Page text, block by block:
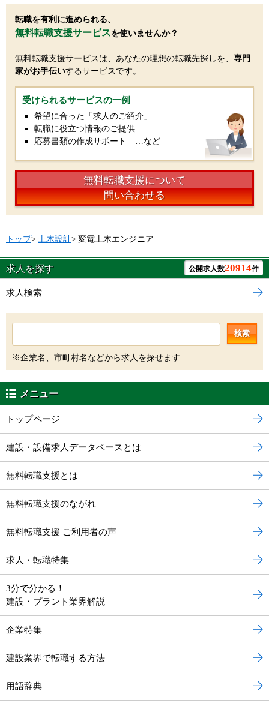
転職を有利に進められる、
無料転職支援サービスを使いませんか？
無料転職支援サービスは、あなたの理想の転職先探しを、 専門
家がお手伝いするサービスです。
受けられるサービスの一例
希望に合った「求人のご紹介」
転職に役立つ情報のご提供
応募書類の作成サポート …など
無料転職支援について
問い合わせる
トップ> 土木設計> 変電土木エンジニア
求人を探す 公開求人数20914件
求人検索
検索
※企業名、市町村名などから求人を探せます
メニュー
トップページ
建設・設備求人データベースとは
無料転職支援とは
無料転職支援のながれ
無料転職支援 ご利用者の声
求人・転職特集
3分で分かる！
建設・プラント業界解説
企業特集
建設業界で転職する方法
用語辞典